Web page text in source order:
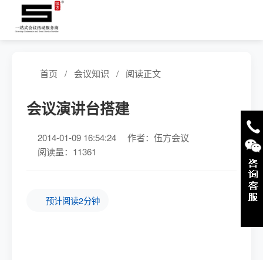
首页 / 会议知识 / 阅读正文
会议演讲台搭建
2014-01-09 16:54:24
作者：伍方会议
阅读量：11361
预计阅读2分钟